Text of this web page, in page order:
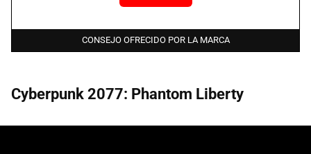
CONSEJO OFRECIDO POR LA MARCA
Cyberpunk 2077: Phantom Liberty